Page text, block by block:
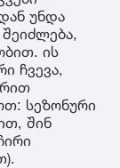
უნდა
ის
ჩვევა,
სეზონური
შინ